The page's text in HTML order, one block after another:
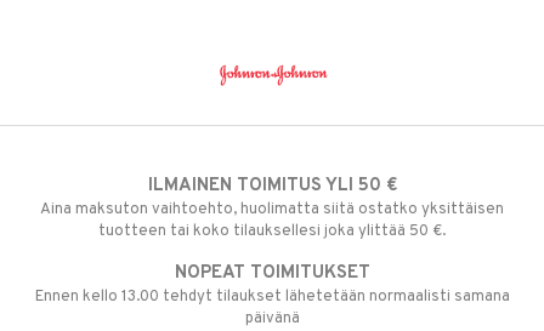
ILMAINEN TOIMITUS YLI 50 €
Aina maksuton vaihtoehto, huolimatta siitä ostatko yksittäisen
tuotteen tai koko tilauksellesi joka ylittää 50 €.
NOPEAT TOIMITUKSET
Ennen kello 13.00 tehdyt tilaukset lähetetään normaalisti samana
päivänä